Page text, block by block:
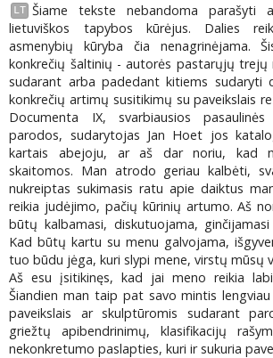
LT Šiame tekste nebandoma parašyti
lietuviškos tapybos kūrėjus. Dalies
asmenybių kūryba čia nenagrinėjama.
konkrečių šaltinių - autorės pastarųjų trejų
sudarant arba padedant kitiems sudaryti
konkrečių artimų susitikimų su paveikslais
Documenta IX, svarbiausios pasaulinės
parodos, sudarytojas Jan Hoet jos
kartais abejoju, ar aš dar noriu, kad
skaitomos. Man atrodo geriau kalbėti,
nukreiptas sukimasis ratu apie daiktus
reikia judėjimo, pačių kūrinių artumo. Aš
būtų kalbamasi, diskutuojama,
Kad būtų kartu su menu galvojama,
tuo būdu jėga, kuri slypi mene, virstų mūsų
Aš esu įsitikinęs, kad jai meno reikia
Šiandien man taip pat savo mintis
paveikslais ar skulptūromis sudarant
griežtų apibendrinimų, klasifikacijų
nekonkretumo paslapties, kuri ir sukuria